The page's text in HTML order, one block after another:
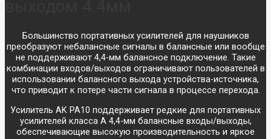
Большинство портативных усилителей для наушников
преобразуют небалансные сигналы в балансные или вообще
не поддерживают 4,4-мм балансное подключение. Такие
комбинации входов/выходов ограничивают пользователей в
использовании балансного выхода устройства-источника,
что приводит к потере части сигнала в процессе перехода.
Усилитель AK PA10 поддерживает редкие для портативных
усилителей класса А 4,4-мм балансные входы/выходы,
обеспечивающие высокую производительность и яркое